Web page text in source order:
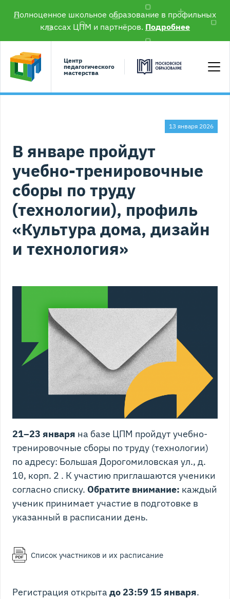
Полноценное школьное образование в профильных
классах ЦПМ и партнёров. Подробнее
Центр
педагогического
мастерства
13 января 2026
В январе пройдут
учебно-тренировочные
сборы по труду
(технологии), профиль
«Культура дома, дизайн
и технология»
21–23 января на базе ЦПМ пройдут учебно-
тренировочные сборы по труду (технологии)
по адресу: Большая Дорогомиловская ул., д.
10, корп. 2 . К участию приглашаются ученики
согласно списку. Обратите внимание: каждый
ученик принимает участие в подготовке в
указанный в расписании день.
Список участников и их расписание
Регистрация открыта до 23:59 15 января.